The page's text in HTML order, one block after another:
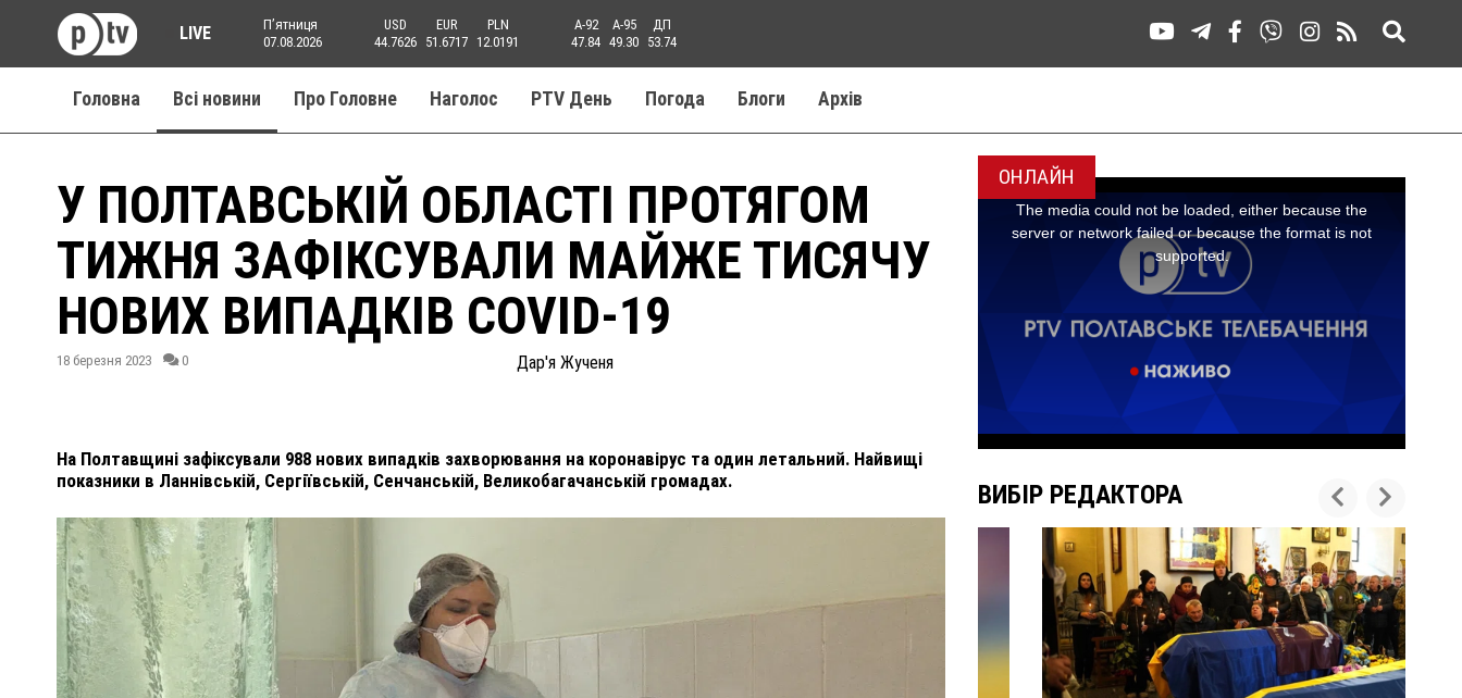
LIVE
Пʼятниця
07.08.2026
USD
44.7626
EUR
51.6717
PLN
12.0191
A-92
47.84
A-95
49.30
ДП
53.74
Головна Всі новини Про Головне Наголос PTV День Погода Блоги Aрхів
У ПОЛТАВСЬКІЙ ОБЛАСТІ ПРОТЯГОМ
ТИЖНЯ ЗАФІКСУВАЛИ МАЙЖЕ ТИСЯЧУ
НОВИХ ВИПАДКІВ COVID-19
18 березня 2023 0 Дар'я Жученя
На Полтавщині зафіксували 988 нових випадків захворювання на коронавірус та один летальний. Найвищі
показники в Ланнівській, Сергіївській, Сенчанській, Великобагачанській громадах.
ОНЛАЙН
ВИБІР РЕДАКТОРА